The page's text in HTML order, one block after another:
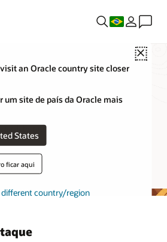
Close
an Oracle country site closer
um site de país da Oracle mais
States
ficar aqui
different country/region
informativos com os últimos
clientes, informações específicas do
e laboratórios práticos.
Oracle